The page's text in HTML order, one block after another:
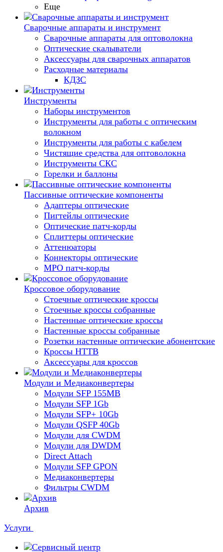
Еще
Сварочные аппараты и инструмент
Сварочные аппараты для оптоволокна
Оптические скалыватели
Аксессуары для сварочных аппаратов
Расходные материалы
КДЗС
Инструменты
Наборы инструментов
Инструменты для работы с оптическим
волокном
Инструменты для работы с кабелем
Чистящие средства для оптоволокна
Инструменты СКС
Горелки и баллоны
Пассивные оптические компоненты
Адаптеры оптические
Пигтейлы оптические
Оптические патч-корды
Сплиттеры оптические
Аттенюаторы
Коннекторы оптические
MPO патч-корды
Кроссовое оборудование
Стоечные оптические кроссы
Стоечные кроссы собранные
Настенные оптические кроссы
Настенные кроссы собранные
Розетки настенные оптические абонентские
Кроссы HTTB
Аксессуары для кроссов
Модули и Медиаконвертеры
Модули SFP 155MB
Модули SFP 1Gb
Модули SFP+ 10Gb
Модули QSFP 40Gb
Модули для CWDM
Модули для DWDM
Direct Attach
Модули SFP GPON
Медиаконвертеры
Фильтры CWDM
Архив
Услуги